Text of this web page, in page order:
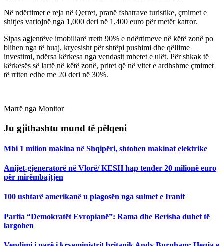
Në ndërtimet e reja në Qerret, pranë fshatrave turistike, çmimet e
shitjes variojnë nga 1,000 deri në 1,400 euro për metër katror.
Sipas agjentëve imobiliarë rreth 90% e ndërtimeve në këtë zonë po
blihen nga të huaj, kryesisht për shtëpi pushimi dhe qëllime
investimi, ndërsa kërkesa nga vendasit mbetet e ulët. Për shkak të
kërkesës së lartë në këtë zonë, pritet që në vitet e ardhshme çmimet
të rriten edhe me 20 deri në 30%.
Marrë nga Monitor
Ju gjithashtu mund të pëlqeni
Mbi 1 milion makina në Shqipëri, shtohen makinat elektrike
Anijet-gjeneratorë në Vlorë/ KESH hap tender 20 milionë euro
për mirëmbajtjen
100 ushtarë amerikanë u plagosën nga sulmet e Iranit
Partia “Demokratët Evropianë”: Rama dhe Berisha duhet të
largohen